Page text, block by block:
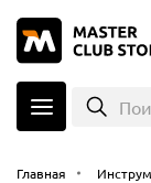
Главная